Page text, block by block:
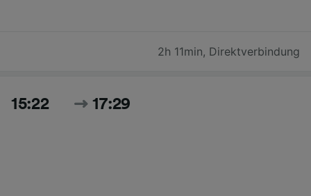
2h 11min, Direktverbindung
15:22 17:29